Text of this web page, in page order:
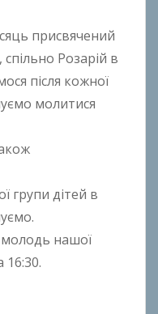
присвячений
Розарій в
після кожної
молитися
групи дітей в
нашої
16:30.